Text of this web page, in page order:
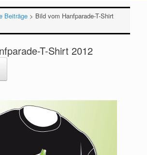
Beiträge> Bild vom Hanfparade-T-Shirt
T-Shirt 2012